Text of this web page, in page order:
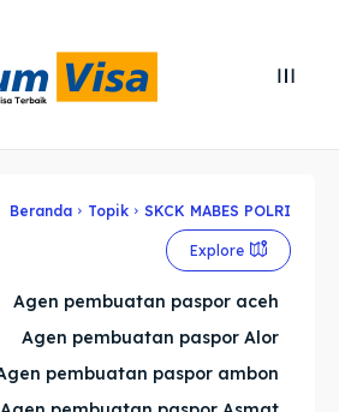
Cari
Cari
destinations
destinations
Beranda Topik SKCK MABES POLRI
Explore
Agen pembuatan paspor aceh
Agen pembuatan paspor Alor
pembuatan paspor ambon